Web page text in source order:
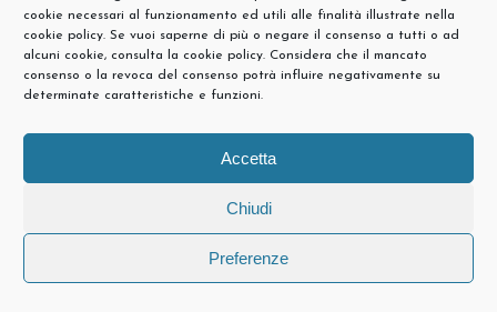
cookie necessari al funzionamento ed utili alle finalità illustrate nella
cookie policy. Se vuoi saperne di più o negare il consenso a tutti o ad
alcuni cookie, consulta la cookie policy. Considera che il mancato
consenso o la revoca del consenso potrà influire negativamente su
determinate caratteristiche e funzioni.
Accetta
Chiudi
Preferenze
Gli sposi più sportivi
dell’anno! A nuoto per un
matrimonio sull’Isola dei
06 Aprile, 2019